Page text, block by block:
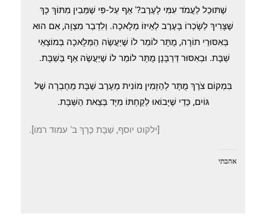
שֶׁתּוּכַל לַעֲמֹד עִמִּי לָעֶרֶב?' אַף עַל-פִּי שֶׁמֵּבִין מִתּוֹךְ כָּךְ
שֶׁצָּרִיךְ לְשָׂכְרוֹ בָּעֶרֶב לְאֵיזוֹ מְלָאכָה. וְלִדְבַר מִצְוָה, אִם הוּא
בְּאִסּוּרֵי תוֹרָה, מֻתָּר לוֹמַר לוֹ שֶׁיַּעֲשֶׂה הַמְּלָאכָה בְּמוֹצָאֵי
שַׁבָּת. וּבְאִסּוּר דְּרַבָּנָן מֻתָּר לוֹמַר לוֹ שֶׁיַּעֲשֶׂה אַף בְּשַׁבָּת.
בִּמְקוֹם צֹרֶךְ מֻתָּר לְהַזְמִין מוֹנִית מֵעֶרֶב שַׁבָּת מֵחֶבְרָה שֶׁל
גּוֹיִם, כְּדֵי שֶׁיָּבוֹאוּ לְקַחְתּוֹ מִיָּד בְּצֵאת הַשַּׁבָּת.
[ילקוט יוסף, שַׁבָּת כֶּרָךְ ב' עמוד רמו].
אהבתי